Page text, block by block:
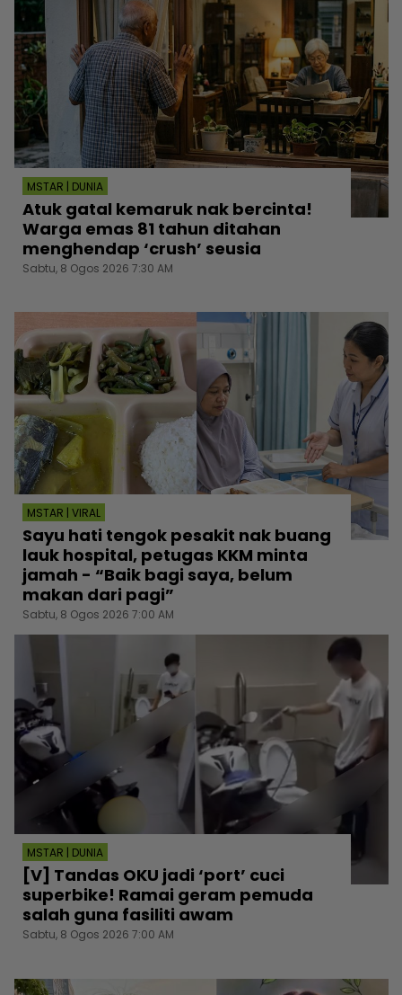
MSTAR | DUNIA
Atuk gatal kemaruk nak bercinta!
Warga emas 81 tahun ditahan
menghendap ‘crush’ seusia
Sabtu, 8 Ogos 2026 7:30 AM
MSTAR | VIRAL
Sayu hati tengok pesakit nak buang
lauk hospital, petugas KKM minta
jamah - “Baik bagi saya, belum
makan dari pagi”
Sabtu, 8 Ogos 2026 7:00 AM
MSTAR | DUNIA
[V] Tandas OKU jadi ‘port’ cuci
superbike! Ramai geram pemuda
salah guna fasiliti awam
Sabtu, 8 Ogos 2026 7:00 AM